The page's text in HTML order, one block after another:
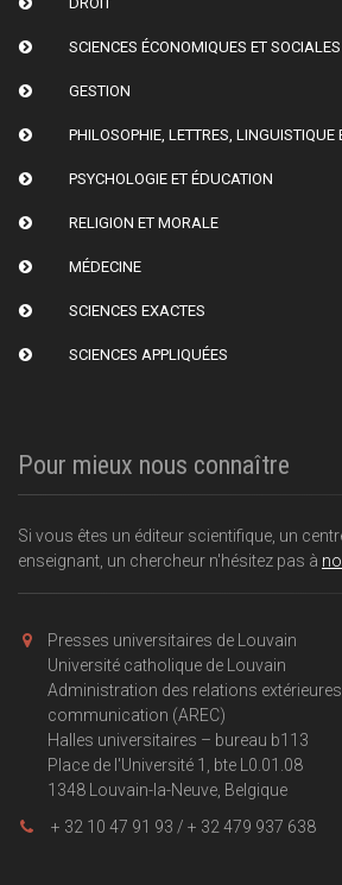
SCIENCES ÉCONOMIQUES ET SOCIALES
GESTION
PHILOSOPHIE, LETTRES, LINGUISTIQUE
PSYCHOLOGIE ET ÉDUCATION
RELIGION ET MORALE
MÉDECINE
SCIENCES EXACTES
SCIENCES APPLIQUÉES
Pour mieux nous connaître
Si vous êtes un éditeur scientifique, un
enseignant, un chercheur n'hésitez pas à
Presses universitaires de Louvain
Université catholique de Louvain
Administration des relations extérieures
communication (AREC)
Halles universitaires – bureau b113
Place de l'Université 1, bte L0.01.08
1348 Louvain-la-Neuve, Belgique
+ 32 10 47 91 93 / + 32 479 937 638